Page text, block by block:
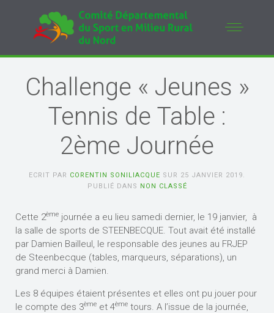
Challenge « Jeunes »
Tennis de Table :
2ème Journée
ECRIT PAR CORENTIN SONILIACQUE SUR 25 JANVIER 2019.
PUBLIÉ DANS NON CLASSÉ
Cette 2ème journée a eu lieu samedi dernier, le 19 janvier, à
la salle de sports de STEENBECQUE. Tout avait été installé
par Damien Bailleul, le responsable des jeunes au FRJEP
de Steenbecque (tables, marqueurs, séparations), un
grand merci à Damien.
Les 8 équipes étaient présentes et elles ont pu jouer pour
le compte des 3ème et 4ème tours. A l’issue de la journée,